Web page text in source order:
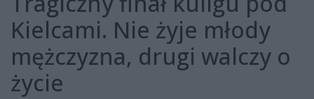
Kielcami. Nie żyje młody
mężczyzna, drugi walczy o
życie